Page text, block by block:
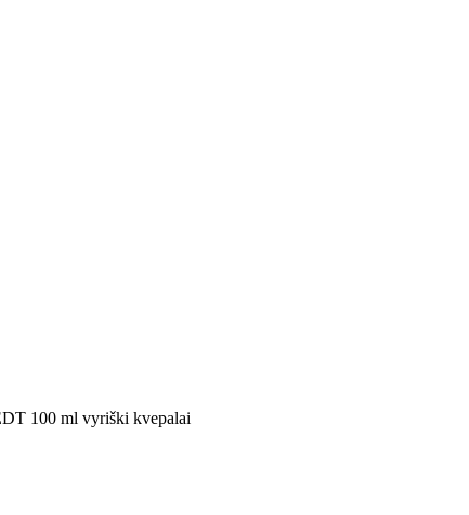
100 ml vyriški kvepalai